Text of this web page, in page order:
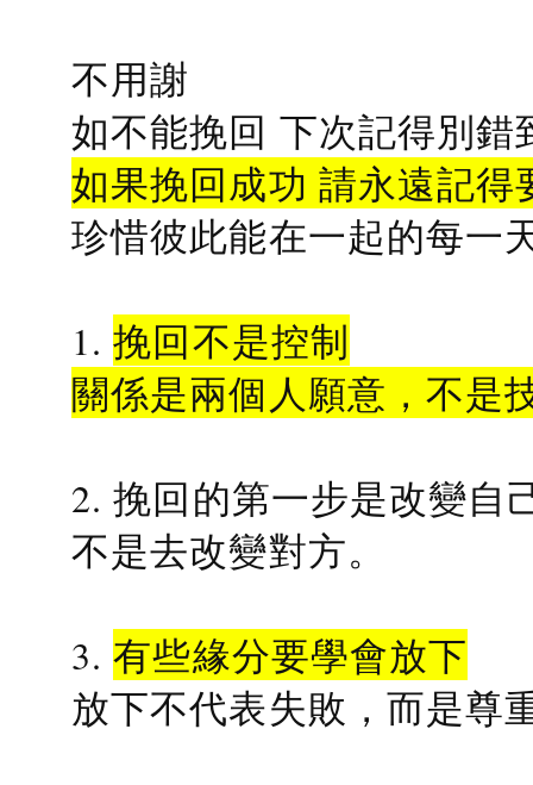
不用謝
如不能挽回 下次記得別錯
如果挽回成功 請永遠記得
珍惜彼此能在一起的每一
1.挽回不是控制
關係是兩個人願意，不是
2. 挽回的第一步是改變自
不是去改變對方。
3.有些緣分要學會放下
放下不代表失敗，而是尊